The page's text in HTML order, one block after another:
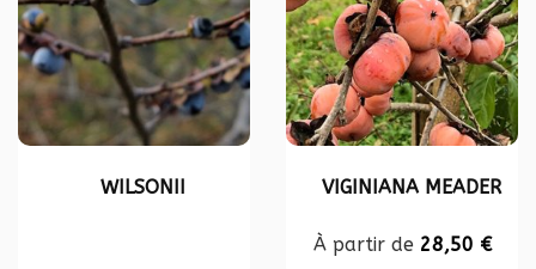
WILSONII VIGINIANA MEADER
À partir de 28,50 €